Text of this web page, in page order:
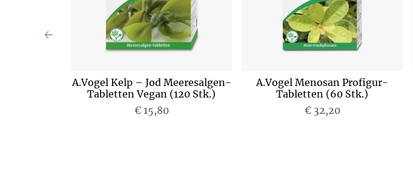
A.Vogel Kelp – Jod Meeresalgen-
Tabletten Vegan (120 Stk.)
€ 15,80
A.Vogel Menosan Profigur-
Tabletten (60 Stk.)
€ 32,20
P
P